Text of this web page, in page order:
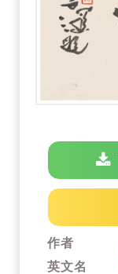
作者
英文名